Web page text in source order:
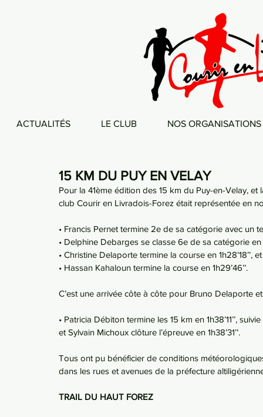
ACTUALITÉS LE CLUB NOS ORGANISATIONS
15 KM DU PUY EN VELAY
Pour la 41ème édition des 15 km du Puy-en-Velay,
club Courir en Livradois-Forez était représentée en
• Francis Pernet termine 2e de sa catégorie avec un
• Delphine Debarges se classe 6e de sa catégorie en
• Christine Delaporte termine la course en
• Hassan Kahaloun termine la course en 1h29’46’’.
C’est une arrivée côte à côte pour Bruno Delaporte
• Patricia Débiton termine les 15 km en 1h38’11’’,
et Sylvain Michoux clôture l’épreuve en 1h38’31’’.
Tous ont pu bénéficier de conditions
dans les rues et avenues de la préfecture
TRAIL DU HAUT FOREZ